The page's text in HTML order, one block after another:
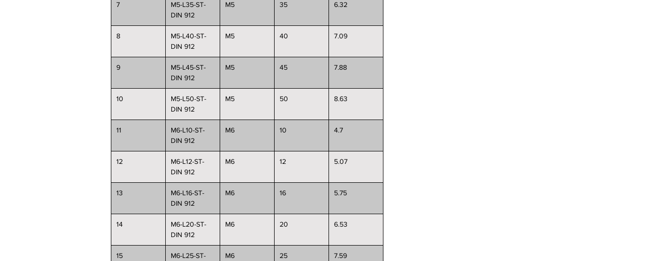
7
M5-L35-ST-
DIN 912
M5 35 6.32
8
M5-L40-ST-
DIN 912
M5 40 7.09
9
M5-L45-ST-
DIN 912
M5 45 7.88
10
M5-L50-ST-
DIN 912
M5 50 8.63
11
M6-L10-ST-
DIN 912
M6 10 4.7
12
M6-L12-ST-
DIN 912
M6 12 5.07
13
M6-L16-ST-
DIN 912
M6 16 5.75
14
M6-L20-ST-
DIN 912
M6 20 6.53
15
M6-L25-ST-
M6 25 7.59